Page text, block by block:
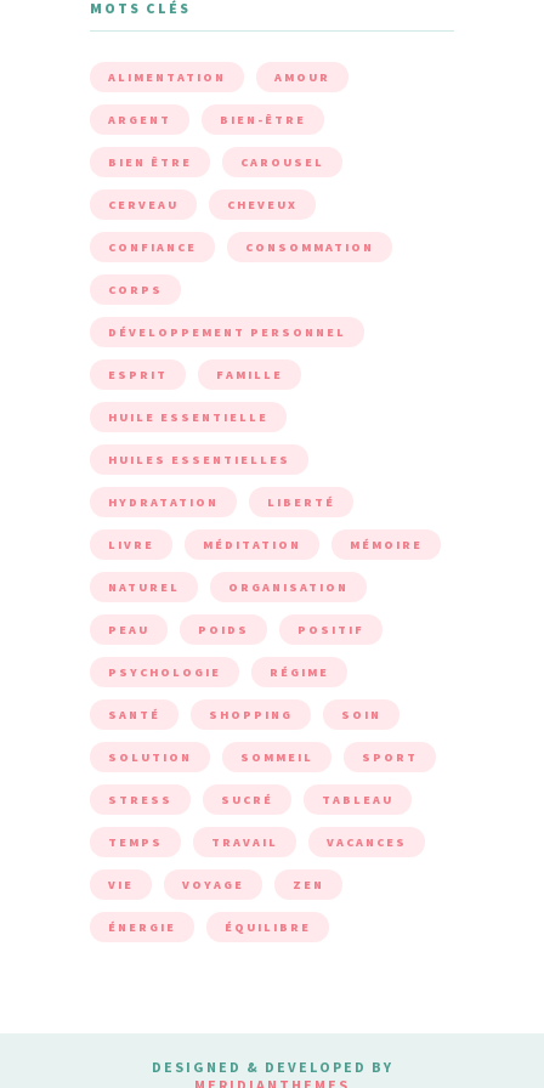
MOTS CLÉS
ALIMENTATION AMOUR
ARGENT BIEN-ÊTRE
BIEN ÊTRE CAROUSEL
CERVEAU CHEVEUX
CONFIANCE CONSOMMATION
CORPS
DÉVELOPPEMENT PERSONNEL
ESPRIT FAMILLE
HUILE ESSENTIELLE
HUILES ESSENTIELLES
HYDRATATION LIBERTÉ
LIVRE MÉDITATION MÉMOIRE
NATUREL ORGANISATION
PEAU POIDS POSITIF
PSYCHOLOGIE RÉGIME
SANTÉ SHOPPING SOIN
SOLUTION SOMMEIL SPORT
STRESS SUCRÉ TABLEAU
TEMPS TRAVAIL VACANCES
VIE VOYAGE ZEN
ÉNERGIE ÉQUILIBRE
DESIGNED & DEVELOPED BY